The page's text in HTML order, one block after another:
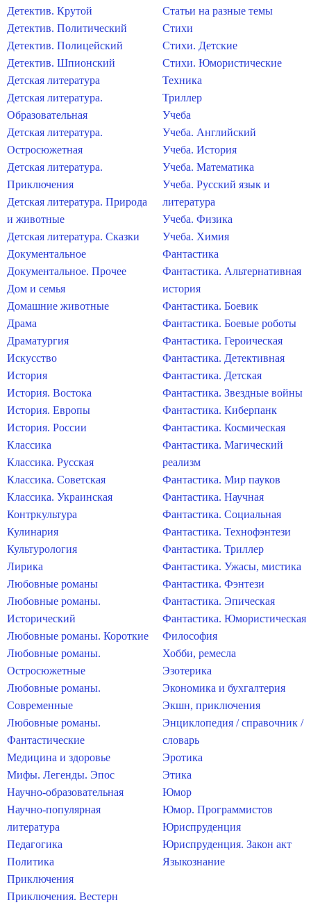
Детектив. Крутой
Детектив. Политический
Детектив. Полицейский
Детектив. Шпионский
Детская литература
Детская литература.
Образовательная
Детская литература.
Остросюжетная
Детская литература.
Приключения
Детская литература. Природа
и животные
Детская литература. Сказки
Документальное
Документальное. Прочее
Дом и семья
Домашние животные
Драма
Драматургия
Искусство
История
История. Востока
История. Европы
История. России
Классика
Классика. Русская
Классика. Советская
Классика. Украинская
Контркультура
Кулинария
Культурология
Лирика
Любовные романы
Любовные романы.
Исторический
Любовные романы. Короткие
Любовные романы.
Остросюжетные
Любовные романы.
Современные
Любовные романы.
Фантастические
Медицина и здоровье
Мифы. Легенды. Эпос
Научно-образовательная
Научно-популярная
литература
Педагогика
Политика
Приключения
Приключения. Вестерн
Статьи на разные темы
Стихи
Стихи. Детские
Стихи. Юмористические
Техника
Триллер
Учеба
Учеба. Английский
Учеба. История
Учеба. Математика
Учеба. Русский язык и
литература
Учеба. Физика
Учеба. Химия
Фантастика
Фантастика. Альтернативная
история
Фантастика. Боевик
Фантастика. Боевые роботы
Фантастика. Героическая
Фантастика. Детективная
Фантастика. Детская
Фантастика. Звездные войны
Фантастика. Киберпанк
Фантастика. Космическая
Фантастика. Магический
реализм
Фантастика. Мир пауков
Фантастика. Научная
Фантастика. Социальная
Фантастика. Технофэнтези
Фантастика. Триллер
Фантастика. Ужасы, мистика
Фантастика. Фэнтези
Фантастика. Эпическая
Фантастика. Юмористическая
Философия
Хобби, ремесла
Эзотерика
Экономика и бухгалтерия
Экшн, приключения
Энциклопедия / справочник /
словарь
Эротика
Этика
Юмор
Юмор. Программистов
Юриспруденция
Юриспруденция. Закон акт
Языкознание